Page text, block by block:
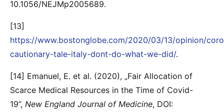
10.1056/NEJMp2005689.
[13]
https://www.bostonglobe.com/2020/03/13/opinion/
cautionary-tale-italy-dont-do-what-we-did/.
[14] Emanuel, E. et al. (2020), „Fair Allocation of
Scarce Medical Resources in the Time of Covid-
19”, New England Journal of Medicine, DOI: